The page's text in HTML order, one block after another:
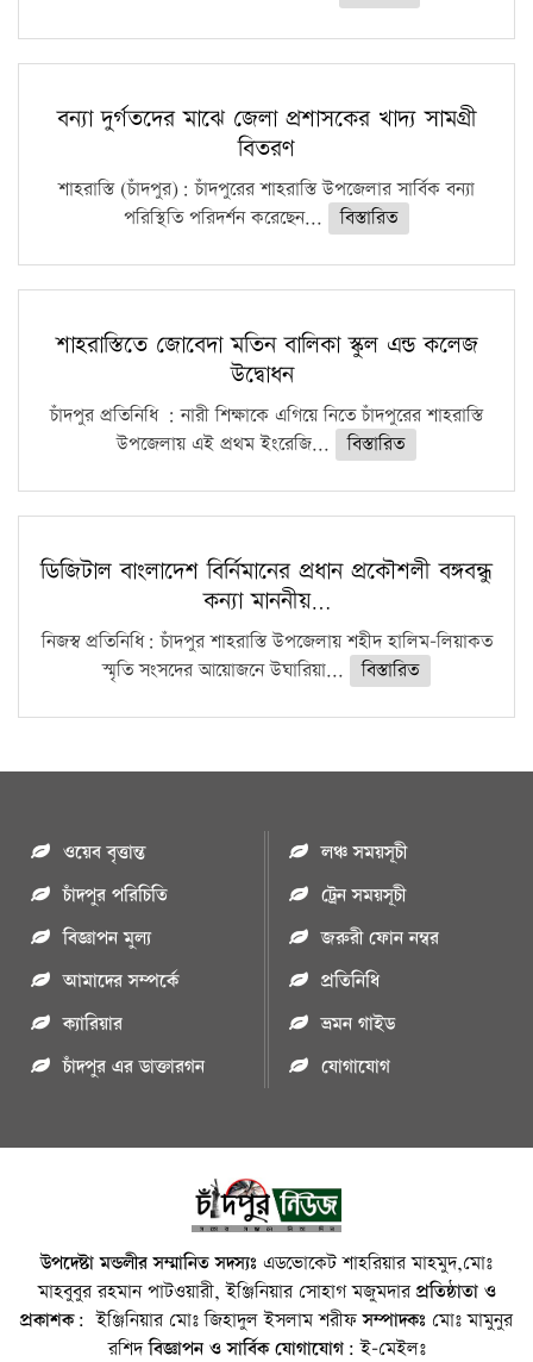
বন্যা দুর্গতদের মাঝে জেলা প্রশাসকের খাদ্য সামগ্রী
বিতরণ
শাহরাস্তি (চাঁদপুর): চাঁদপুরের শাহরাস্তি উপজেলার সার্বিক বন্যা
পরিস্থিতি পরিদর্শন করেছেন...
বিস্তারিত
শাহরাস্তিতে জোবেদা মতিন বালিকা স্কুল এন্ড কলেজ
উদ্বোধন
চাঁদপুর প্রতিনিধি : নারী শিক্ষাকে এগিয়ে নিতে চাঁদপুরের শাহরাস্তি
উপজেলায় এই প্রথম ইংরেজি...
বিস্তারিত
ডিজিটাল বাংলাদেশ বির্নিমানের প্রধান প্রকৌশলী বঙ্গবন্ধু
কন্যা মাননীয়…
নিজস্ব প্রতিনিধি: চাঁদপুর শাহরাস্তি উপজেলায় শহীদ হালিম-লিয়াকত
স্মৃতি সংসদের আয়োজনে উঘারিয়া...
বিস্তারিত
ওয়েব বৃত্তান্ত
চাঁদপুর পরিচিতি
বিজ্ঞাপন মুল্য
আমাদের সম্পর্কে
ক্যারিয়ার
চাঁদপুর এর ডাক্তারগন
লঞ্চ সময়সূচী
ট্রেন সময়সূচী
জরুরী ফোন নম্বর
প্রতিনিধি
ভ্রমন গাইড
যোগাযোগ
উপদেষ্টা মন্ডলীর সম্মানিত সদস্যঃ এডভোকেট শাহরিয়ার মাহমুদ,মোঃ
মাহবুবুর রহমান পাটওয়ারী, ইঞ্জিনিয়ার সোহাগ মজুমদারপ্রতিষ্ঠাতা ও
প্রকাশক: ইঞ্জিনিয়ার মোঃ জিহাদুল ইসলাম শরীফসম্পাদকঃ মোঃ মামুনুর
রশিদবিজ্ঞাপন ও সার্বিক যোগাযোগ: ই-মেইলঃ